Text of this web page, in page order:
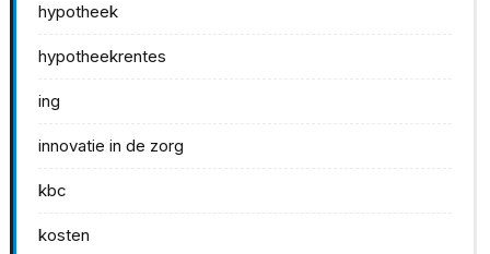
hypotheek
hypotheekrentes
ing
innovatie in de zorg
kbc
kosten